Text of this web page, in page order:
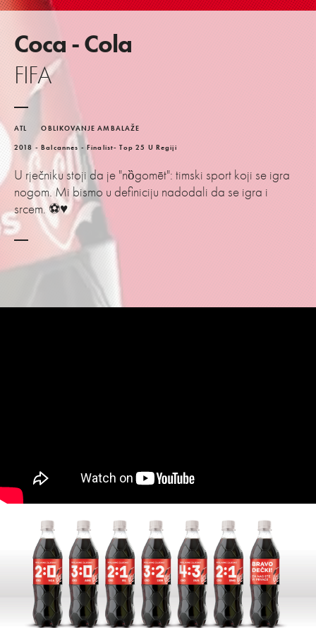
Coca - Cola
FIFA
ATL OBLIKOVANJE AMBALAŽE
2018 - Balcannes - Finalist- Top 25 U Regiji
U rječniku stoji da je "nȍgomēt": timski sport koji se igra
nogom. Mi bismo u definiciju nadodali da se igra i
srcem. ⚽♥